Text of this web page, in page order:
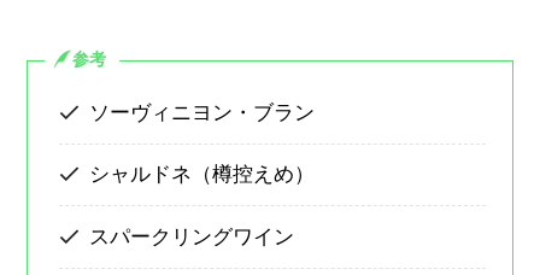
参考
ソーヴィニヨン・ブラン
シャルドネ（樽控えめ）
スパークリングワイン